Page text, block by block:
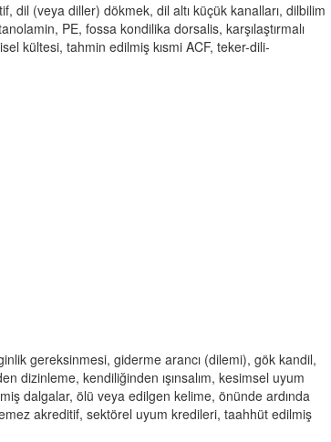
dil (veya diller) dökmek, dil altı küçük kanalları, dilbilim
PE, fossa kondilika dorsalis, karşılaştırmalı
kültesi, tahmin edilmiş kısmi ACF, teker-dili-
gereksinmesi, giderme arancı (dilemi), gök kandil,
dizinleme, kendiliğinden ışınsalım, kesimsel uyum
dalgalar, ölü veya edilgen kelime, önünde ardında
akreditif, sektörel uyum kredileri, taahhüt edilmiş